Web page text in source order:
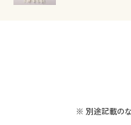
※ 別途記載の